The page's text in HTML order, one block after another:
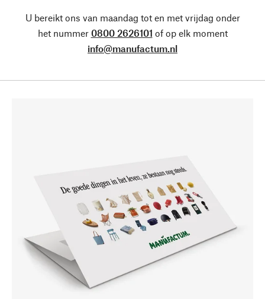
U bereikt ons van maandag tot en met vrijdag onder
het nummer 0800 2626101 of op elk moment
info@manufactum.nl